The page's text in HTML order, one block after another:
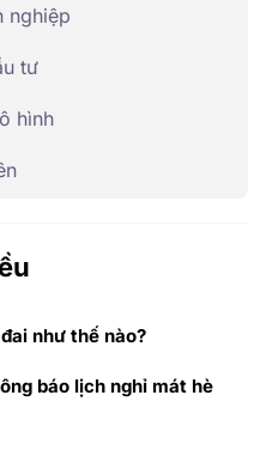
nghiệp
tư
hình
như thế nào?
báo lịch nghỉ mát hè